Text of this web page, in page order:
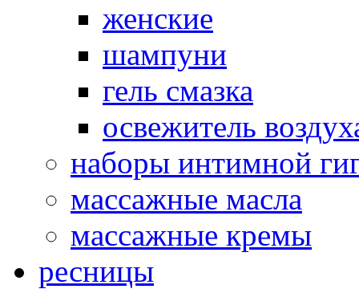
женские
шампуни
гель смазка
освежитель
наборы интимной
массажные масла
массажные кремы
ресницы